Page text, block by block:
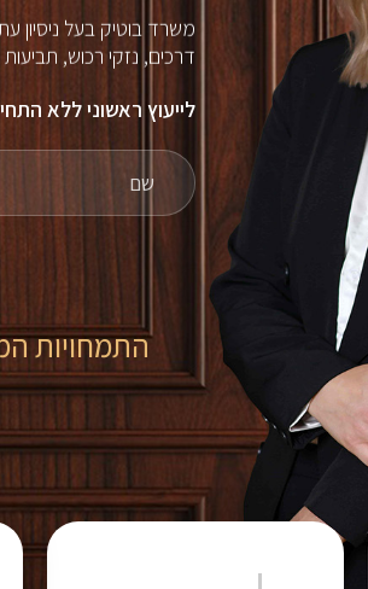
משרד בוטיק בעל ניסיון
דרכים, נזקי רכוש,
לייעוץ ראשוני ללא
שם
התמחויות